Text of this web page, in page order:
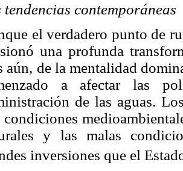
tendencias contemporáneas
el verdadero punto de
una profunda
aún, de la mentalidad
a afectar las
de las aguas.
y las malas
inversiones que el